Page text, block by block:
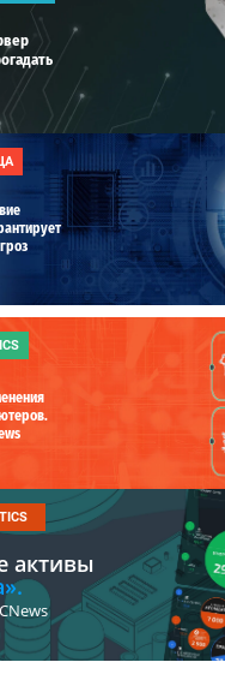
активы